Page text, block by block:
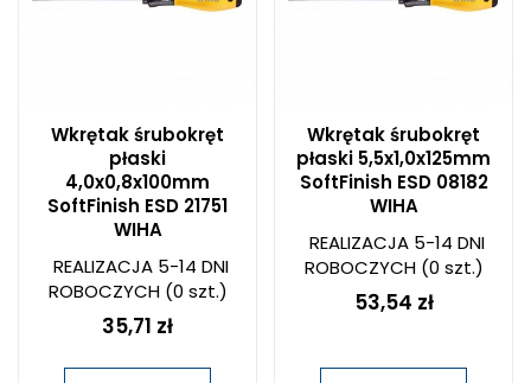
Wkrętak śrubokręt
płaski
4,0x0,8x100mm
SoftFinish ESD 21751
WIHA
REALIZACJA 5-14 DNI
ROBOCZYCH(0 szt.)
35,71 zł
Wkrętak śrubokręt
płaski 5,5x1,0x125mm
SoftFinish ESD 08182
WIHA
REALIZACJA 5-14 DNI
ROBOCZYCH(0 szt.)
53,54 zł